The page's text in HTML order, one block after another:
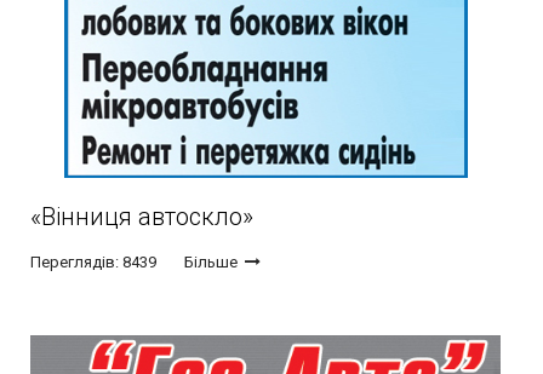
«Вінниця автоскло»
Переглядів: 8439 Більше